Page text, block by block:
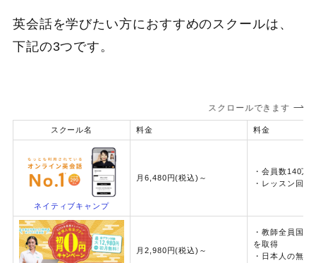
英会話を学びたい方におすすめのスクールは、
下記の3つです。
スクロールできます
スクール名 料金 料金
ネイティブキャンプ
月6,480円(税込)～
・会員数140万
・レッスン回数
月2,980円(税込)～
・教師全員国際
を取得
・日本人の無料